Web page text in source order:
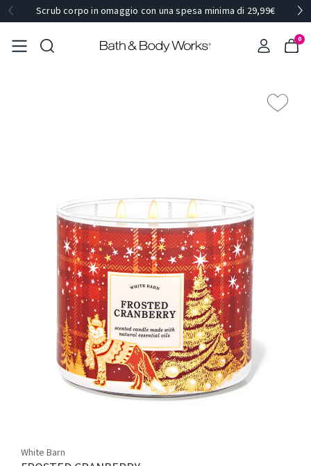
Scrub corpo in omaggio con una spesa minima di 29,99€
0
White Barn